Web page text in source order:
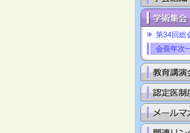
第34回総
会長年次